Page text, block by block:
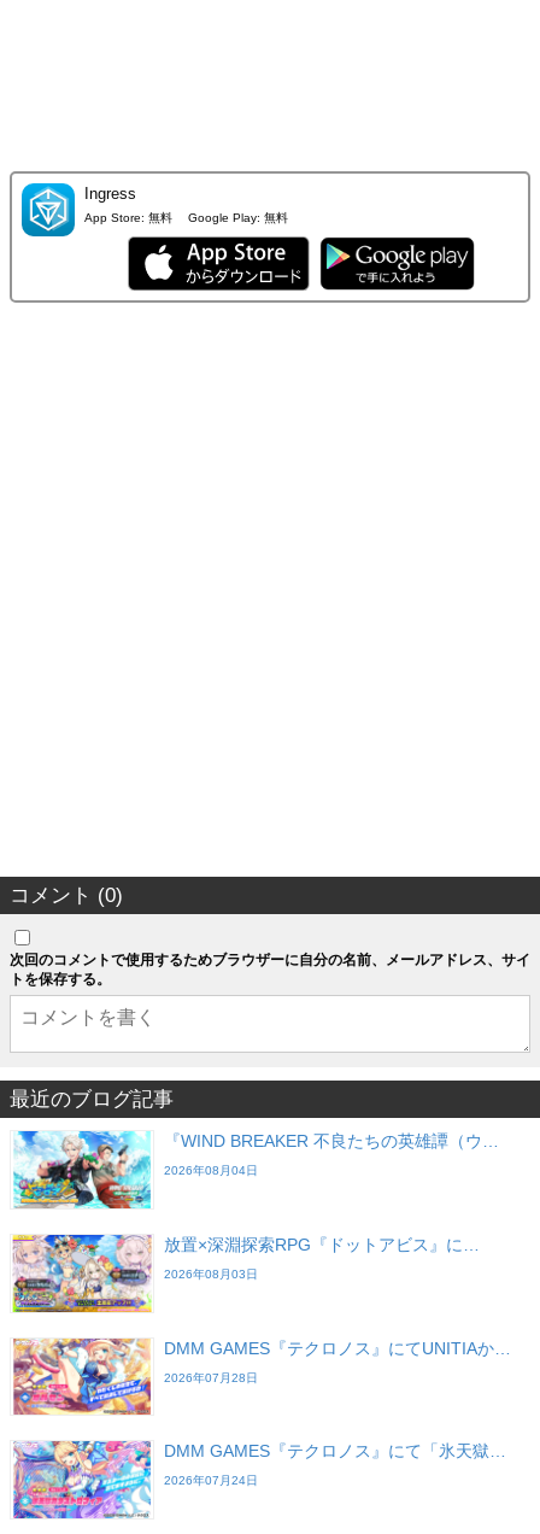
Ingress
App Store: 無料 Google Play: 無料
コメント (0)
次回のコメントで使用するためブラウザーに自分の名前、メールアドレス、サイ
トを保存する。
最近のブログ記事
『WIND BREAKER 不良たちの英雄譚（ウ…
2026年08月04日
放置×深淵探索RPG『ドットアビス』に…
2026年08月03日
DMM GAMES『テクロノス』にてUNITIAか…
2026年07月28日
DMM GAMES『テクロノス』にて「氷天獄…
2026年07月24日